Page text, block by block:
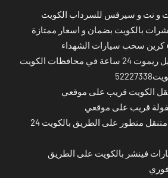
و نت و سيرفس للسرداب الكويت
بالكويت بضمان و اسعار ممتازة
كرين سحب سيارات الشهداء
محافظات الكويت
الكويت قريب على موقعي
قريب على موقعي
بنشر تصليح سيارات متنقل متطور على الطريق بالكويت 24
فينشر بالكويت على الطريق